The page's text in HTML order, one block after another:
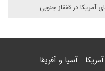
آمریکا در قفقاز جنوبی
آمریکا آسیا و آفریقا